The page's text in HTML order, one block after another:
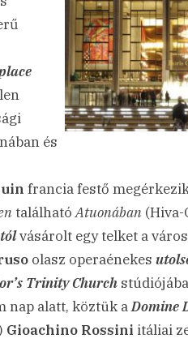
és
francia festő
találhatóAtuonában (Hiva-
vásárolt egy telket a
olasz operaénekes
Trinity Church
nap alatt, köztük aDomine
Gioachino Rossini itáliai